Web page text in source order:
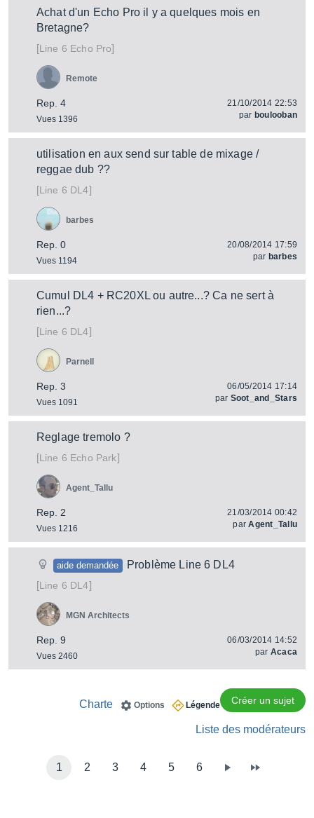
Achat d'un Echo Pro il y a quelques mois en
Bretagne?
[Line 6 Echo Pro]
Rep. 4
Vues 1396
Remote
21/10/2014 22:53
par boulooban
utilisation en aux send sur table de mixage /
reggae dub ??
[Line 6 DL4]
Rep. 0
Vues 1194
barbes
20/08/2014 17:59
par barbes
Cumul DL4 + RC20XL ou autre...? Ca ne sert à
rien...?
[Line 6 DL4]
Rep. 3
Vues 1091
Parnell
06/05/2014 17:14
par Soot_and_Stars
Reglage tremolo ?
[Line 6 Echo Park]
Rep. 2
Vues 1216
Agent_Tallu
21/03/2014 00:42
parAgent_Tallu
aide demandée
Problème Line 6 DL4
[Line 6 DL4]
Rep. 9
Vues 2460
MGN Architects
06/03/2014 14:52
par Acaca
Créer un sujet
Légende
Options
Charte
Liste des modérateurs
1 2 3 4 5 6